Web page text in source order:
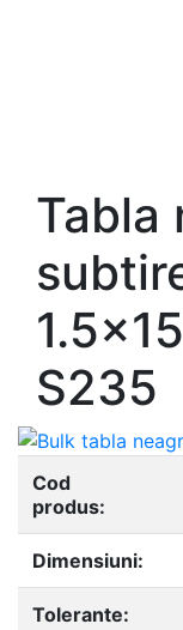
Tabla
S235
Cod
produs:
Dimensiuni:
Tolerante: